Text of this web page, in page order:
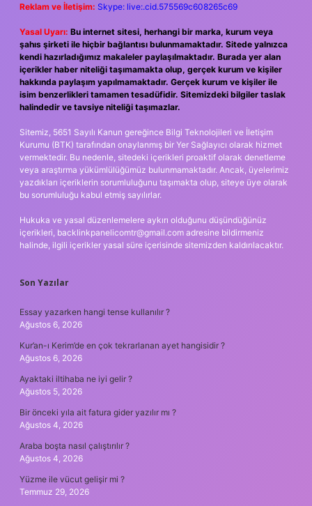
Reklam ve İletişim: Skype: live:.cid.575569c608265c69
Yasal Uyarı: Bu internet sitesi, herhangi bir marka, kurum veya
şahıs şirketi ile hiçbir bağlantısı bulunmamaktadır. Sitede yalnızca
kendi hazırladığımız makaleler paylaşılmaktadır. Burada yer alan
içerikler haber niteliği taşımamakta olup, gerçek kurum ve kişiler
hakkında paylaşım yapılmamaktadır. Gerçek kurum ve kişiler ile
isim benzerlikleri tamamen tesadüfidir. Sitemizdeki bilgiler taslak
halindedir ve tavsiye niteliği taşımazlar.
Sitemiz, 5651 Sayılı Kanun gereğince Bilgi Teknolojileri ve İletişim
Kurumu (BTK) tarafından onaylanmış bir Yer Sağlayıcı olarak hizmet
vermektedir. Bu nedenle, sitedeki içerikleri proaktif olarak denetleme
veya araştırma yükümlülüğümüz bulunmamaktadır. Ancak, üyelerimiz
yazdıkları içeriklerin sorumluluğunu taşımakta olup, siteye üye olarak
bu sorumluluğu kabul etmiş sayılırlar.
Hukuka ve yasal düzenlemelere aykırı olduğunu düşündüğünüz
içerikleri, backlinkpanelicomtr@gmail.com adresine bildirmeniz
halinde, ilgili içerikler yasal süre içerisinde sitemizden kaldırılacaktır.
Son Yazılar
Essay yazarken hangi tense kullanılır ?
Ağustos 6, 2026
Kur’an-ı Kerim’de en çok tekrarlanan ayet hangisidir ?
Ağustos 6, 2026
Ayaktaki iltihaba ne iyi gelir ?
Ağustos 5, 2026
Bir önceki yıla ait fatura gider yazılır mı ?
Ağustos 4, 2026
Araba boşta nasıl çalıştırılır ?
Ağustos 4, 2026
Yüzme ile vücut gelişir mi ?
Temmuz 29, 2026